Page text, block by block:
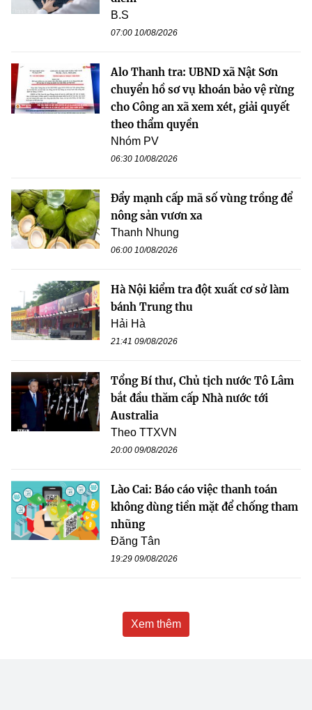
B.S
07:00 10/08/2026
Alo Thanh tra: UBND xã Nật Sơn
chuyển hồ sơ vụ khoán bảo vệ rừng
cho Công an xã xem xét, giải quyết
theo thẩm quyền
Nhóm PV
06:30 10/08/2026
Đẩy mạnh cấp mã số vùng trồng để
nông sản vươn xa
Thanh Nhung
06:00 10/08/2026
Hà Nội kiểm tra đột xuất cơ sở làm
bánh Trung thu
Hải Hà
21:41 09/08/2026
Tổng Bí thư, Chủ tịch nước Tô Lâm
bắt đầu thăm cấp Nhà nước tới
Australia
Theo TTXVN
20:00 09/08/2026
Lào Cai: Báo cáo việc thanh toán
không dùng tiền mặt để chống tham
nhũng
Đăng Tân
19:29 09/08/2026
Xem thêm